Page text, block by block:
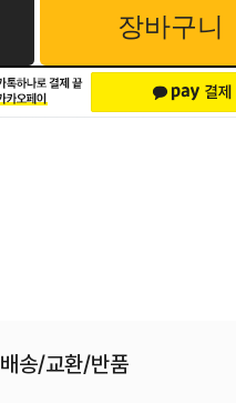
장바구니
배송/교환/반품